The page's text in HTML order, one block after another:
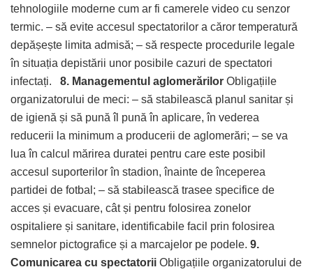
tehnologiile moderne cum ar fi camerele video cu senzor
termic. – să evite accesul spectatorilor a căror temperatură
depășește limita admisă; – să respecte procedurile legale
în situația depistării unor posibile cazuri de spectatori
infectați. 8. Managementul aglomerărilor Obligațiile
organizatorului de meci: – să stabilească planul sanitar și
de igienă și să pună îl pună în aplicare, în vederea
reducerii la minimum a producerii de aglomerări; – se va
lua în calcul mărirea duratei pentru care este posibil
accesul suporterilor în stadion, înainte de începerea
partidei de fotbal; – să stabilească trasee specifice de
acces și evacuare, cât și pentru folosirea zonelor
ospitaliere și sanitare, identificabile facil prin folosirea
semnelor pictografice și a marcajelor pe podele. 9.
Comunicarea cu spectatorii Obligațiile organizatorului de